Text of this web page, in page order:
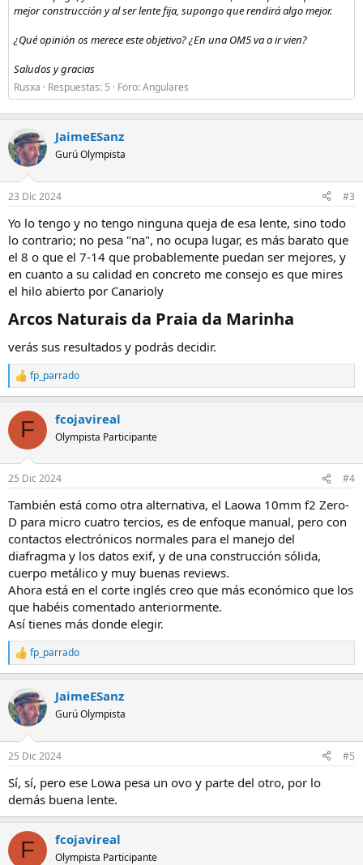
mejor construcción y al ser lente fija, supongo que rendirá algo mejor.
¿Qué opinión os merece este objetivo? ¿En una OM5 va a ir vien?
Saludos y gracias
Rusxa Respuestas: 5 Foro:Angulares
JaimeESanz
Gurú Olympista
23 Dic 2024 #3
Yo lo tengo y no tengo ninguna queja de esa lente, sino todo
lo contrario; no pesa "na", no ocupa lugar, es más barato que
el 8 o que el 7-14 que probablemente puedan ser mejores, y
en cuanto a su calidad en concreto me consejo es que mires
el hilo abierto por Canarioly
Arcos Naturais da Praia da Marinha​
verás sus resultados y podrás decidir.
R
e
c
i
e
:
fp_parrado
F fcojavireal
Olympista Participante
25 Dic 2024 #4
También está como otra alternativa, el Laowa 10mm f2 Zero-
D para micro cuatro tercios, es de enfoque manual, pero con
contactos electrónicos normales para el manejo del
diafragma y los datos exif, y de una construcción sólida,
cuerpo metálico y muy buenas reviews.
Ahora está en el corte inglés creo que más económico que los
que habéis comentado anteriormente.
Así tienes más donde elegir.
R
e
c
c
i
e
s
:
fp_parrado
JaimeESanz
Gurú Olympista
25 Dic 2024 #5
Sí, sí, pero ese Lowa pesa un ovo y parte del otro, por lo
demás buena lente.
F fcojavireal
Olympista Participante